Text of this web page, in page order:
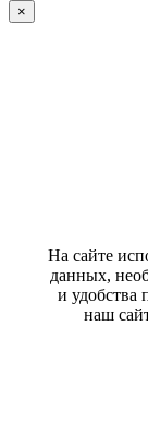
×
На сайте
данных,
и удобства
наш